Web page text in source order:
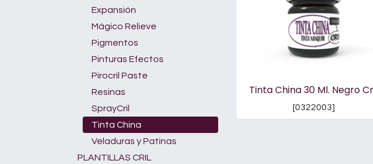
Expansión
Mágico Relieve
Pigmentos
Pinturas Efectos
Pirocril Paste
Resinas
SprayCril
Tinta China
Veladuras y Patinas
PLANTILLAS CRIL
Tinta China 30 Ml. Negro
[0322003]